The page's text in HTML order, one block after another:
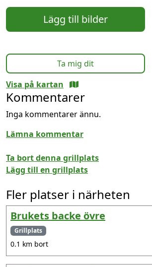
Lägg till bilder
Ta mig dit
Visa på kartan
Kommentarer
Inga kommentarer ännu.
Lämna kommentar
Ta bort denna grillplats
Lägg till en grillplats
Fler platser i närheten
Brukets backe övre
Grillplats
0.1 km bort